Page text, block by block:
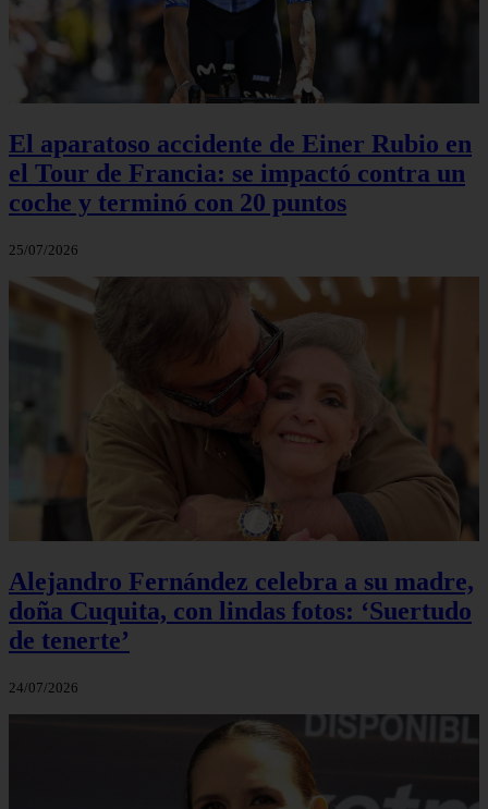
El aparatoso accidente de Einer Rubio en
el Tour de Francia: se impactó contra un
coche y terminó con 20 puntos
25/07/2026
Alejandro Fernández celebra a su madre,
doña Cuquita, con lindas fotos: ‘Suertudo
de tenerte’
24/07/2026